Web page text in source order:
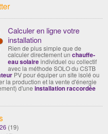
Calculer en ligne votre
installation
Rien de plus simple que de
calculer directement un chauffe-
eau solaireindividuel ou collectif
avec la méthode SOLO du CSTB
PV pour équiper un site isolé ou
la production et la vente d'énergie
d'une installation raccordée
(19)